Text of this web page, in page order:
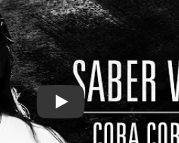
Watch on YouTube